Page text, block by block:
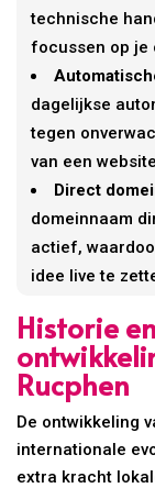
technische
focussen op je
dagelijkse
tegen
van een
Direct
domeinnaam
actief,
idee live te
Historie
Rucphen
De ontwikkeling
internationale
extra kracht